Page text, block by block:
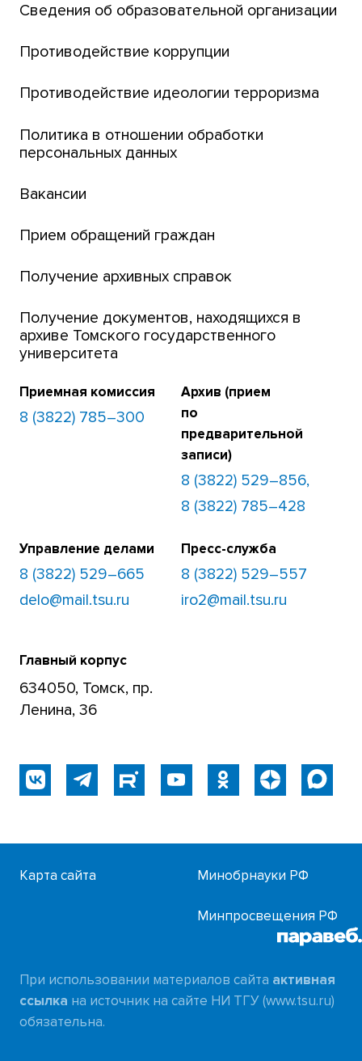
Парк социогуманитарных технологий ТГУ
Английский для всех
ТГУ
Интернет-лицей
Открытые онлайн-курсы (MOOCs)
Платежи онлайн
Банк инициатив по развитию университета
Сведения об образовательной организации
Противодействие коррупции
Противодействие идеологии терроризма
Политика в отношении обработки
персональных данных
Вакансии
Прием обращений граждан
Получение архивных справок
Получение документов, находящихся в
архиве Томского государственного
университета
Приемная комиссия
8 (3822) 785–300
Архив (прием
по
предварительной
записи)
8 (3822) 529–856,
8 (3822) 785–428
Управление делами
8 (3822) 529–665
delo@mail.tsu.ru
Пресс-служба
8 (3822) 529–557
iro2@mail.tsu.ru
Главный корпус
634050, Томск, пр.
Ленина, 36
Карта сайта Минобрнауки РФ
Минпросвещения РФ
При использовании материалов сайта активная
ссылка на источник на сайте НИ ТГУ (www.tsu.ru)
обязательна.